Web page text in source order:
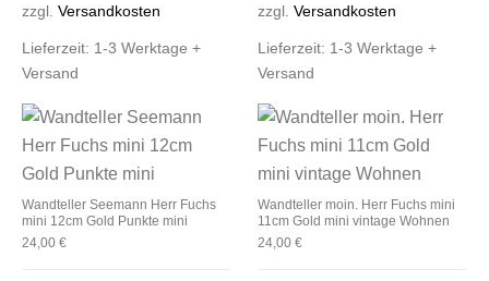
zzgl.Versandkosten
Lieferzeit: 1-3 Werktage +
Versand
zzgl. Versandkosten
Lieferzeit: 1-3 Werktage +
Versand
Wandteller Seemann Herr Fuchs
mini 12cm Gold Punkte mini
24,00€
Wandteller moin. Herr Fuchs mini
11cm Gold mini vintage Wohnen
24,00 €